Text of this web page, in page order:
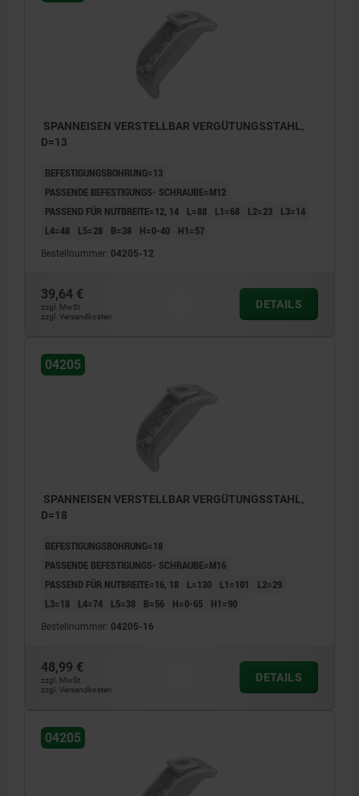
SPANNEISEN VERSTELLBAR VERGÜTUNGSSTAHL,
D=13
BEFESTIGUNGSBOHRUNG=13
PASSENDE BEFESTIGUNGS- SCHRAUBE=M12
PASSEND FÜR NUTBREITE=12, 14
L=88 L1=68 L2=23
L3=14
L4=48
L5=28 B=38 H=0-40 H1=57
Bestellnummer: 04205-12
39,64 €
zzgl. MwSt.
zzgl. Versandkosten
DETAILS
04205
SPANNEISEN VERSTELLBAR VERGÜTUNGSSTAHL,
D=18
BEFESTIGUNGSBOHRUNG=18
PASSENDE BEFESTIGUNGS- SCHRAUBE=M16
PASSEND FÜR NUTBREITE=16, 18
L=130 L1=101
L2=29
L3=18
L4=74 L5=38 B=56 H=0-65 H1=90
Bestellnummer: 04205-16
48,99 €
zzgl. MwSt.
zzgl. Versandkosten
DETAILS
04205